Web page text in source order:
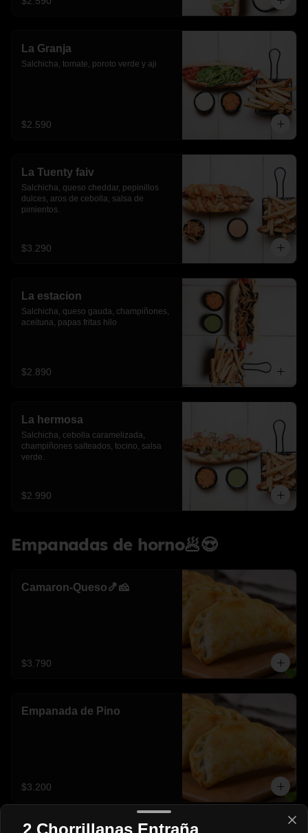
La Granja
Salchicha, tomate, poroto verde y aji
$2.590
La Tuenty faiv
Salchicha, queso cheddar, pepinillos
dulces, aros de cebolla, salsa de
pimientos.
$3.290
La estacion
Salchicha, queso gauda, champiñones,
aceituna, papas fritas hilo
$2.890
La hermosa
Salchicha, cebolla caramelizada,
champiñones salteados, tocino, salsa
verde.
$2.990
Empanadas de horno🥟😍
Camaron-Queso🍤🧀
$3.790
Empanada de Pino
$3.200
2 Chorrillanas Entraña